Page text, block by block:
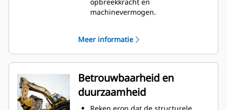
opbreekkracht en
machinevermogen.
materiaalstroom in de laadbak. De
extra ruimte voor de hiel zorgt
ervoor dat de bodem van de
laadbak niet blijft slepen,
waardoor de onderhoudskosten
worden verminderd.
Het brandstofverbruik is het
Meer informatie
Betrouwbaarheid en
duurzaamheid